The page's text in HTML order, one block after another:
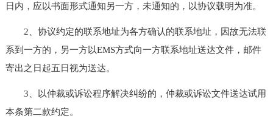
日内，应以书面形式通知另一方，未通知的，以协议载明为准。
2、协议约定的联系地址为各方确认的联系地址，因故无法联
系到一方的，另一方以EMS方式向一方联系地址送达文件，邮件
寄出之日起五日视为送达。
3、以仲裁或诉讼程序解决纠纷的，仲裁或诉讼文件送达试用
本条第二款约定。